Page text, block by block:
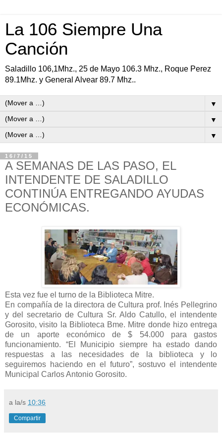
La 106 Siempre Una
Canción
Saladillo 106,1Mhz., 25 de Mayo 106.3 Mhz., Roque Perez
89.1Mhz. y General Alvear 89.7 Mhz..
▼
▼
▼
16/7/15
A SEMANAS DE LAS PASO, EL
INTENDENTE DE SALADILLO
CONTINÚA ENTREGANDO AYUDAS
ECONÓMICAS.
Esta vez fue el turno de la Biblioteca Mitre.
En compañía de la directora de Cultura prof. Inés Pellegrino
y del secretario de Cultura Sr. Aldo Catullo, el intendente
Gorosito, visito la Biblioteca Bme. Mitre donde hizo entrega
de un aporte económico de $ 54.000 para gastos
funcionamiento. “El Municipio siempre ha estado dando
respuestas a las necesidades de la biblioteca y lo
seguiremos haciendo en el futuro”, sostuvo el intendente
Municipal Carlos Antonio Gorosito.
a la/s 10:36
Compartir